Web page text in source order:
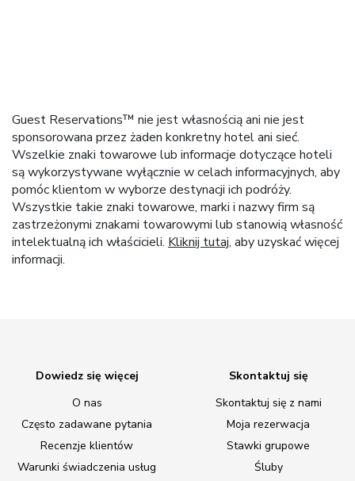
Guest Reservations™ nie jest własnością ani nie jest
sponsorowana przez żaden konkretny hotel ani sieć.
Wszelkie znaki towarowe lub informacje dotyczące hoteli
są wykorzystywane wyłącznie w celach informacyjnych, aby
pomóc klientom w wyborze destynacji ich podróży.
Wszystkie takie znaki towarowe, marki i nazwy firm są
zastrzeżonymi znakami towarowymi lub stanowią własność
intelektualną ich właścicieli. Kliknij tutaj, aby uzyskać więcej
informacji.
Dowiedz się więcej
O nas
Często zadawane pytania
Recenzje klientów
Warunki świadczenia usług
Skontaktuj się
Skontaktuj się z nami
Moja rezerwacja
Stawki grupowe
Śluby